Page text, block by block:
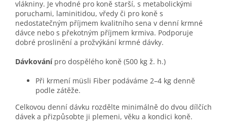
vlákniny. Je vhodné pro koně starší, s metabolickými
poruchami, laminitidou, vředy či pro koně s
nedostatečným příjmem kvalitního sena v denní krmné
dávce nebo s překotným příjmem krmiva. Podporuje
dobré proslinění a prožvýkání krmné dávky.
Dávkování pro dospělého koně (500 kg ž. h.)
Při krmení müsli Fiber podáváme 2–4 kg denně
podle zátěže.
Celkovou denní dávku rozdělte minimálně do dvou dílčích
dávek a přizpůsobte ji plemeni, věku a kondici koně.